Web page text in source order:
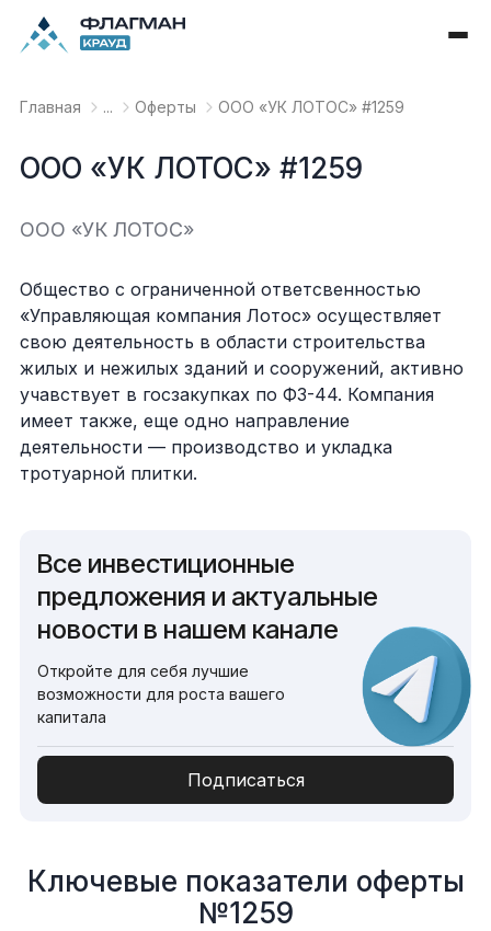
Главная ... Оферты OOO «УК ЛОТОС» #1259
OOO «УК ЛОТОС» #1259
OOO «УК ЛОТОС»
Общество с ограниченной ответсвенностью
«Управляющая компания Лотос» осуществляет
свою деятельность в области строительства
жилых и нежилых зданий и сооружений, активно
учавствует в госзакупках по ФЗ-44. Компания
имеет также, еще одно направление
деятельности — производство и укладка
тротуарной плитки.
Все инвестиционные
предложения и актуальные
новости в нашем канале
Откройте для себя лучшие
возможности для роста вашего
капитала
Подписаться
Ключевые показатели оферты
№1259